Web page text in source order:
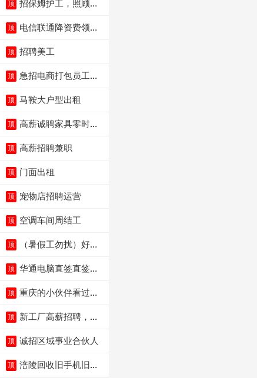
顶 招保姆护工，照顾病
顶 电信联通降资费领价
顶 招聘美工
顶 急招电商打包员工作
顶 马鞍大户型出租
顶 高薪诚聘家具零时促
顶 高薪招聘兼职
顶 门面出租
顶 宠物店招聘运营
顶 空调车间周结工
顶
（暑假工勿扰）好想
顶 华通电脑直签直签直
顶 重庆的小伙伴看过
本
顶 新工厂高薪招聘，普
顶 诚招区域事业合伙人
顶 涪陵回收旧手机旧电